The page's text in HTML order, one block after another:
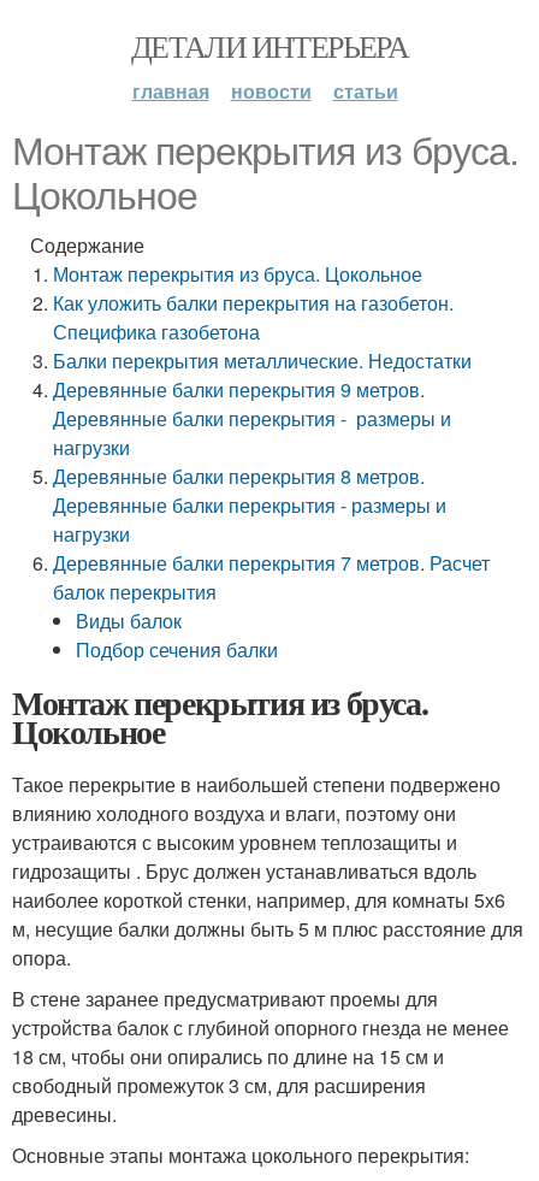
ДЕТАЛИ ИНТЕРЬЕРА
главная новости статьи
Монтаж перекрытия из бруса.
Цокольное
Содержание
Монтаж перекрытия из бруса. Цокольное
Как уложить балки перекрытия на газобетон.
Специфика газобетона
Балки перекрытия металлические. Недостатки
Деревянные балки перекрытия 9 метров.
Деревянные балки перекрытия - размеры и
нагрузки
Деревянные балки перекрытия 8 метров.
Деревянные балки перекрытия - размеры и
нагрузки
Деревянные балки перекрытия 7 метров. Расчет
балок перекрытия
Виды балок
Подбор сечения балки
Монтаж перекрытия из бруса.
Цокольное
Такое перекрытие в наибольшей степени подвержено
влиянию холодного воздуха и влаги, поэтому они
устраиваются с высоким уровнем теплозащиты и
гидрозащиты . Брус должен устанавливаться вдоль
наиболее короткой стенки, например, для комнаты 5х6
м, несущие балки должны быть 5 м плюс расстояние для
опора.
В стене заранее предусматривают проемы для
устройства балок с глубиной опорного гнезда не менее
18 см, чтобы они опирались по длине на 15 см и
свободный промежуток 3 см, для расширения
древесины.
Основные этапы монтажа цокольного перекрытия: